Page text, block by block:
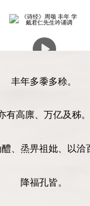
丰年多黍多稌。
有高廪、万亿及秭。
、烝畀祖妣、以洽
降福孔皆。